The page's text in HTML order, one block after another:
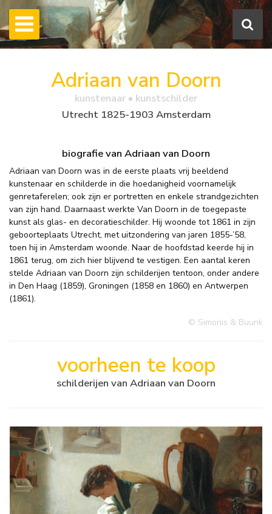
Adriaan van Doorn
kunstenaar • kunstschilder
Utrecht 1825-1903 Amsterdam
biografie van Adriaan van Doorn
Adriaan van Doorn was in de eerste plaats vrij beeldend
kunstenaar en schilderde in die hoedanigheid voornamelijk
genretaferelen; ook zijn er portretten en enkele strandgezichten
van zijn hand. Daarnaast werkte Van Doorn in de toegepaste
kunst als glas- en decoratieschilder. Hij woonde tot 1861 in zijn
geboorteplaats Utrecht, met uitzondering van jaren 1855-’58,
toen hij in Amsterdam woonde. Naar de hoofdstad keerde hij in
1861 terug, om zich hier blijvend te vestigen. Een aantal keren
stelde Adriaan van Doorn zijn schilderijen tentoon, onder andere
in Den Haag (1859), Groningen (1858 en 1860) en Antwerpen
(1861).
© Simonis & Buunk
voorheen te koop
schilderijen van Adriaan van Doorn